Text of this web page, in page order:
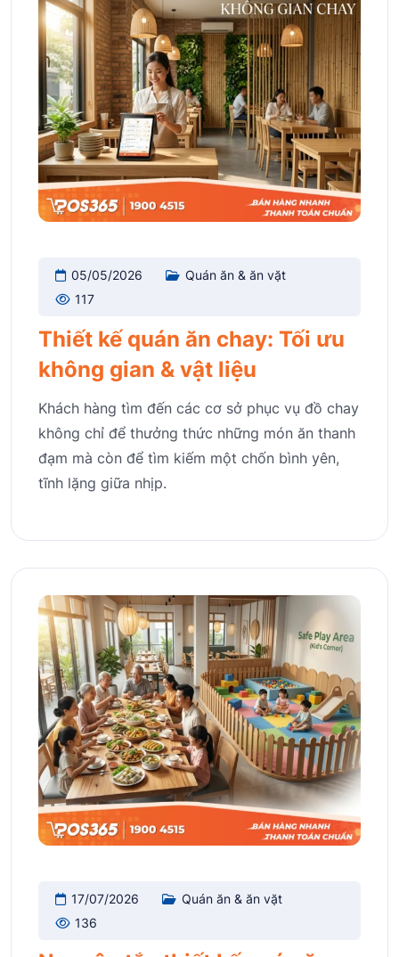
05/05/2026
Quán ăn & ăn vặt
117
Thiết kế quán ăn chay: Tối ưu
không gian & vật liệu
Khách hàng tìm đến các cơ sở phục vụ đồ chay
không chỉ để thưởng thức những món ăn thanh
đạm mà còn để tìm kiếm một chốn bình yên,
tĩnh lặng giữa nhịp.
17/07/2026
Quán ăn & ăn vặt
136